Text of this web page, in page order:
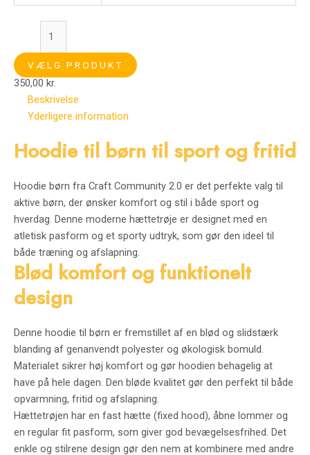
VÆLG PRODUKT
350,00 kr.
Beskrivelse
Yderligere information
Hoodietil børn til sportogfritid
Hoodie børn fra Craft Community 2.0 er det perfekte valg til
aktive børn, der ønsker komfort og stil i både sport og
hverdag. Denne moderne hættetrøje er designet med en
atletisk pasform og et sporty udtryk, som gør den ideel til
både træning og afslapning.
Blød komfortogfunktionelt
design
Denne hoodie til børn er fremstillet af en blød og slidstærk
blanding af genanvendt polyester og økologisk bomuld.
Materialet sikrer høj komfort og gør hoodien behagelig at
have på hele dagen. Den bløde kvalitet gør den perfekt til både
opvarmning, fritid og afslapning.
Hættetrøjen har en fast hætte (fixed hood), åbne lommer og
en regular fit pasform, som giver god bevægelsesfrihed. Det
enkle og stilrene design gør den nem at kombinere med andre